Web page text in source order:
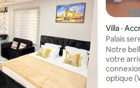
Villa ·
Palais
Notre
votre arrivée. Nous
optique